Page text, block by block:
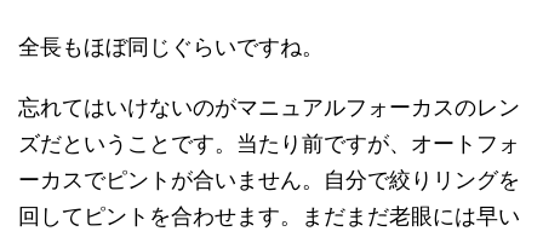
全長もほぼ同じぐらいですね。
忘れてはいけないのがマニュアルフォーカスのレン
ズだということです。当たり前ですが、オートフォ
ーカスでピントが合いません。自分で絞りリングを
回してピントを合わせます。まだまだ老眼には早い